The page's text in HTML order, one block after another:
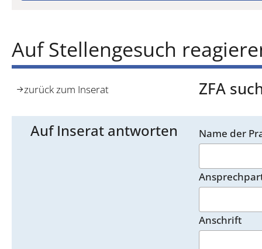
Auf Stellengesuch
zurück zum Inserat ZFA
Auf Inserat antworten Name der
Anschrift